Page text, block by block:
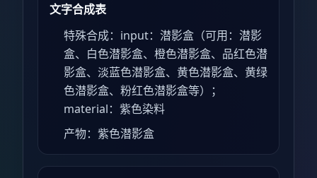
文字合成表
特殊合成：input：潜影盒（可用：潜影
盒、白色潜影盒、橙色潜影盒、品红色潜
影盒、淡蓝色潜影盒、黄色潜影盒、黄绿
色潜影盒、粉红色潜影盒等）；
material：紫色染料
产物：紫色潜影盒